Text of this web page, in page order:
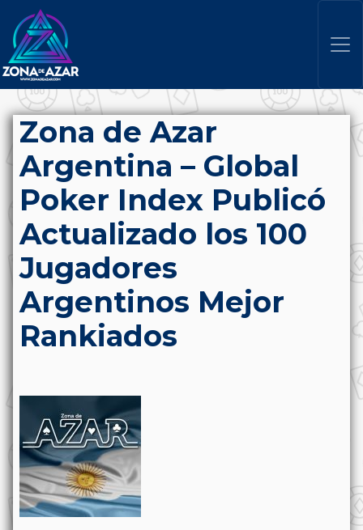
Zona de Azar
Argentina – Global
Poker Index Publicó
Actualizado los 100
Jugadores
Argentinos Mejor
Rankiados